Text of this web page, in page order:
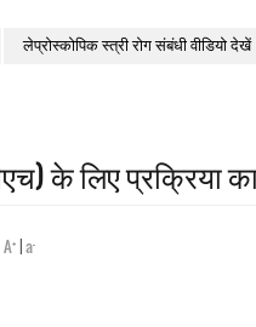
लेप्रोस्कोपिक स्त्री रोग संबंधी वीडियो देखें
के लिए प्रक्रिया
A+ |a-